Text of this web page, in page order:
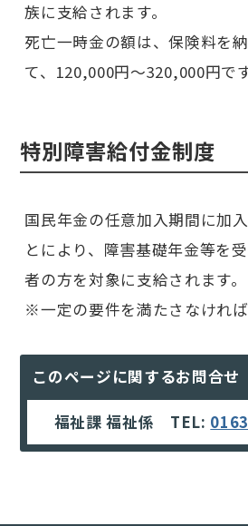
族に支給されます。
死亡一時金の額は、保険料を
て、120,000円～320,000円です
特別障害給付金制度
国民年金の任意加入期間に加
とにより、障害基礎年金等を
者の方を対象に支給されます。
※一定の要件を満たさなければ
このページに関するお問合せ
福祉課 福祉係 TEL: